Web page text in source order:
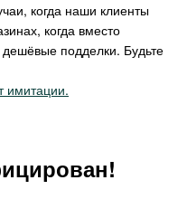
когда наши клиенты
когда вместо
дешёвые подделки. Будьте
имитации.